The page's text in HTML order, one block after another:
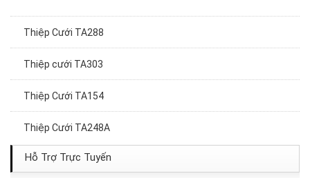
Thiệp Cưới TA288
Thiệp cưới TA303
Thiệp Cưới TA154
Thiệp Cưới TA248A
Thiệp Cưới TA268A
Hỗ Trợ Trực Tuyến